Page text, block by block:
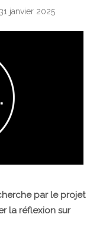
janvier 2025
par le projet
la réflexion sur